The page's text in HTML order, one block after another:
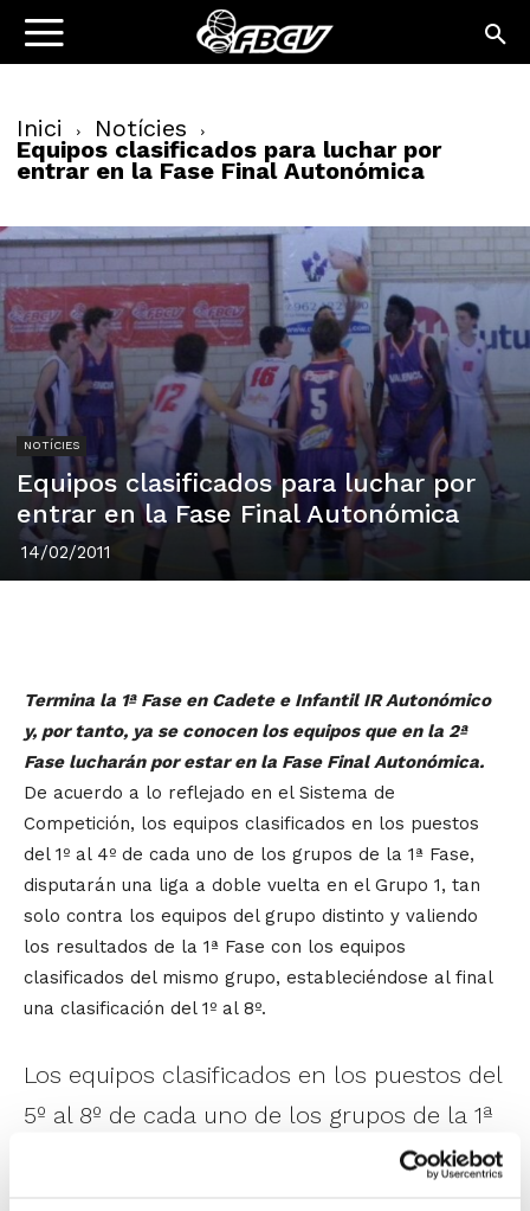
Inici Notícies
Equipos clasificados para luchar por
entrar en la Fase Final Autonómica
NOTÍCIES
Equipos clasificados para luchar por
entrar en la Fase Final Autonómica
14/02/2011
Termina la 1ª Fase en Cadete e Infantil IR Autonómico
y, por tanto, ya se conocen los equipos que en la 2ª
Fase lucharán por estar en la Fase Final Autonómica.
De acuerdo a lo reflejado en el Sistema de
Competición, los equipos clasificados en los puestos
del 1º al 4º de cada uno de los grupos de la 1ª Fase,
disputarán una liga a doble vuelta en el Grupo 1, tan
solo contra los equipos del grupo distinto y valiendo
los resultados de la 1ª Fase con los equipos
clasificados del mismo grupo, estableciéndose al final
una clasificación del 1º al 8º.
Los equipos clasificados en los puestos del
5º al 8º de cada uno de los grupos de la 1ª
Fase, disputarán una liga a doble vuelta en